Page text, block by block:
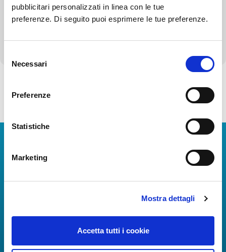
pubblicitari personalizzati in linea con le tue
preferenze. Di seguito puoi esprimere le tue preferenze.
delNecessari
Preferenze
Statistiche
Marketing
Mostra dettagli
Accetta tutti i cookie
Servizi erogati
The Guide to Naples International Airport Services!
Real-time information on flights, all services and
Airport even more engaging and complete.